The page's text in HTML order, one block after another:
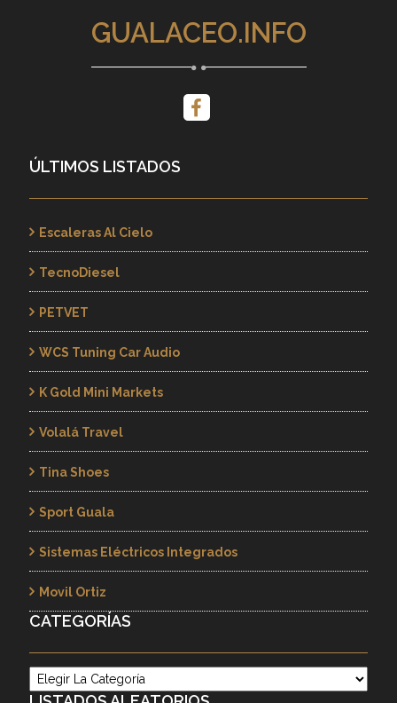
GUALACEO.INFO
ÚLTIMOS LISTADOS
Escaleras Al Cielo
TecnoDiesel
PETVET
WCS Tuning Car Audio
K Gold Mini Markets
Volalá Travel
Tina Shoes
Sport Guala
Sistemas Eléctricos Integrados
Movil Ortiz
CATEGORÍAS
Categorías